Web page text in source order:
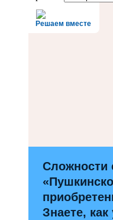
Решаем вместе
Сложности
Знаете,